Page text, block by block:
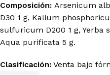
Composición: Arsenicum
D30 1 g, Kalium
sulfuricum D200 1 g, Yerba
Aqua purificata 5 g.
Clasificación: Venta bajo